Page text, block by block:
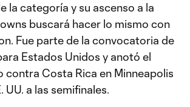
la categoría y su ascenso a la
buscará hacer lo mismo con
Fue parte de la convocatoria de
Estados Unidos y anotó el
contra Costa Rica en Minneapolis
UU. a las semifinales.